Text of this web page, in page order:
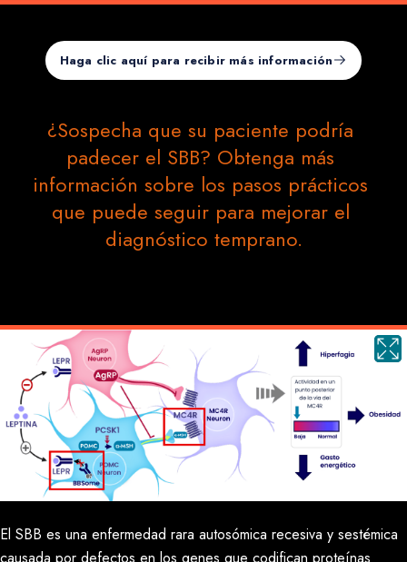
¿Sospecha que su paciente podría
padecer el SBB? Obtenga más
información sobre los pasos prácticos
que puede seguir para mejorar el
diagnóstico temprano.
Haga clic aquí para recibir más información
El SBB es una enfermedad rara autosómica recesiva y sestémica
causada por defectos en los genes que codifican proteínas